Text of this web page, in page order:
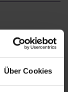
Über Cookies